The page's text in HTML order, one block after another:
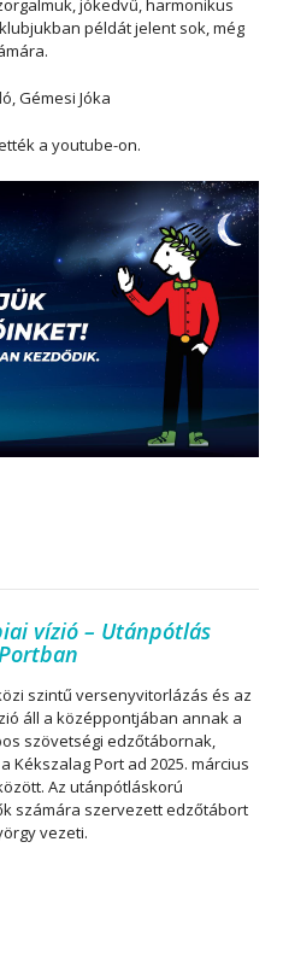
jókedvű, harmonikus
példát jelent sok, még
Gémesi Jóka
a youtube-on.
vízió – Utánpótlás
szintű versenyvitorlázás és az
áll a középpontjában annak a
szövetségi edzőtábornak,
Kékszalag Port ad 2025. március
Az utánpótláskorú
számára szervezett edzőtábort
vezeti.